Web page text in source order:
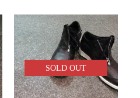
SOLD OUT